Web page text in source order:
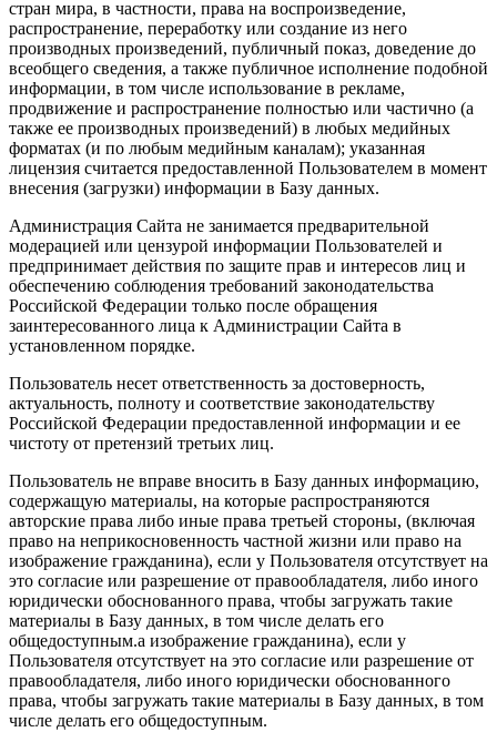
стран мира, в частности, права на воспроизведение,
распространение, переработку или создание из него
производных произведений, публичный показ, доведение до
всеобщего сведения, а также публичное исполнение подобной
информации, в том числе использование в рекламе,
продвижение и распространение полностью или частично (а
также ее производных произведений) в любых медийных
форматах (и по любым медийным каналам); указанная
лицензия считается предоставленной Пользователем в момент
внесения (загрузки) информации в Базу данных.
Администрация Сайта не занимается предварительной
модерацией или цензурой информации Пользователей и
предпринимает действия по защите прав и интересов лиц и
обеспечению соблюдения требований законодательства
Российской Федерации только после обращения
заинтересованного лица к Администрации Сайта в
установленном порядке.
Пользователь несет ответственность за достоверность,
актуальность, полноту и соответствие законодательству
Российской Федерации предоставленной информации и ее
чистоту от претензий третьих лиц.
Пользователь не вправе вносить в Базу данных информацию,
содержащую материалы, на которые распространяются
авторские права либо иные права третьей стороны, (включая
право на неприкосновенность частной жизни или право на
изображение гражданина), если у Пользователя отсутствует на
это согласие или разрешение от правообладателя, либо иного
юридически обоснованного права, чтобы загружать такие
материалы в Базу данных, в том числе делать его
общедоступным.а изображение гражданина), если у
Пользователя отсутствует на это согласие или разрешение от
правообладателя, либо иного юридически обоснованного
права, чтобы загружать такие материалы в Базу данных, в том
числе делать его общедоступным.